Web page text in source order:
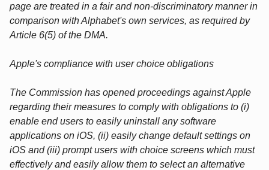
page are treated in a fair and non-discriminatory manner in
comparison with Alphabet's own services, as required by
Article 6(5) of the DMA.
Apple's compliance with user choice obligations
The Commission has opened proceedings against Apple
regarding their measures to comply with obligations to (i)
enable end users to easily uninstall any software
applications on iOS, (ii) easily change default settings on
iOS and (iii) prompt users with choice screens which must
effectively and easily allow them to select an alternative